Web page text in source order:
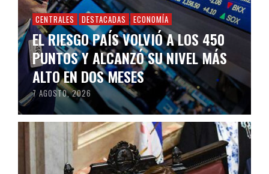
CENTRALES DESTACADAS ECONOMÍA
EL RIESGO PAÍS VOLVIÓ A LOS 450
PUNTOS Y ALCANZÓ SU NIVEL MÁS
ALTO EN DOS MESES
7 AGOSTO, 2026